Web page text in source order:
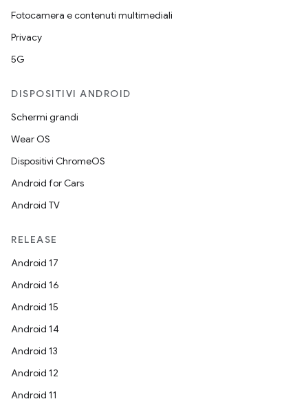
Fotocamera e contenuti multimediali
Privacy
5G
DISPOSITIVI ANDROID
Schermi grandi
Wear OS
Dispositivi ChromeOS
Android for Cars
Android TV
RELEASE
Android 17
Android 16
Android 15
Android 14
Android 13
Android 12
Android 11